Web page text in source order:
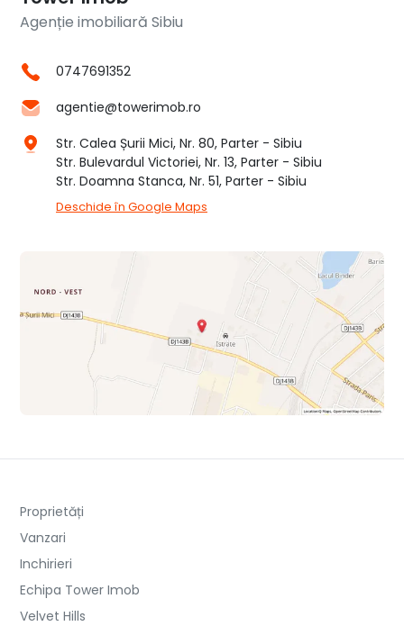
Agenție imobiliară Sibiu
0747691352
agentie@towerimob.ro
Str. Calea Șurii Mici, Nr. 80, Parter - Sibiu
Str. Bulevardul Victoriei, Nr. 13, Parter - Sibiu
Str. Doamna Stanca, Nr. 51, Parter - Sibiu
Deschide în Google Maps
Proprietăți
Vanzari
Inchirieri
Echipa Tower Imob
Velvet Hills